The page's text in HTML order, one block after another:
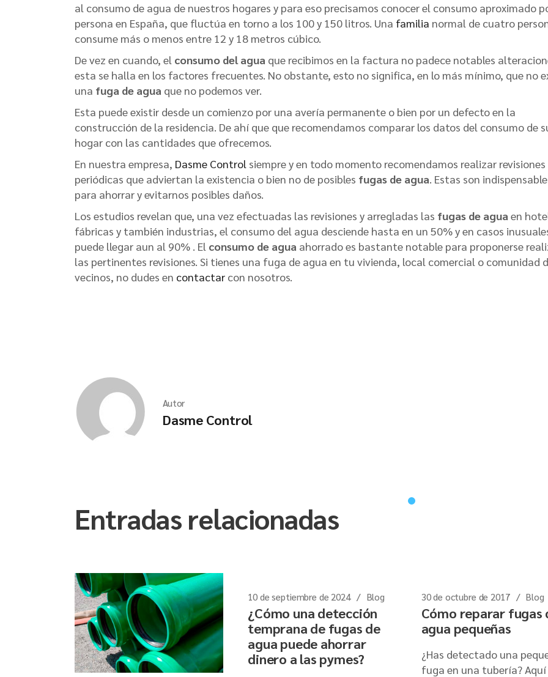
al consumo de agua de nuestros hogares y para eso precisamos conocer el consumo aproximado
persona en España, que fluctúa en torno a los 100 y 150 litros. Una familia normal de cuatro
consume más o menos entre 12 y 18 metros cúbico.
De vez en cuando, el consumo del agua que recibimos en la factura no padece notables
esta se halla en los factores frecuentes. No obstante, esto no significa, en lo más mínimo, que no
una fuga de agua que no podemos ver.
Esta puede existir desde un comienzo por una avería permanente o bien por un defecto en la
construcción de la residencia. De ahí que que recomendamos comparar los datos del consumo de
hogar con las cantidades que ofrecemos.
En nuestra empresa, Dasme Control siempre y en todo momento recomendamos realizar revisiones
periódicas que adviertan la existencia o bien no de posibles fugas de agua. Estas son
para ahorrar y evitarnos posibles daños.
Los estudios revelan que, una vez efectuadas las revisiones y arregladas las fugas de agua en
fábricas y también industrias, el consumo del agua desciende hasta en un 50% y en casos
puede llegar aun al 90% . El consumo de agua ahorrado es bastante notable para proponerse
las pertinentes revisiones. Si tienes una fuga de agua en tu vivienda, local comercial o comunidad
vecinos, no dudes en contactar con nosotros.
Autor
Dasme Control
Entradas relacionadas
10 de septiembre de 2024 Blog
¿Cómo una detección
temprana de fugas de
agua puede ahorrar
dinero a las pymes?
30 de octubre de 2017 Blog
Cómo reparar fugas
agua pequeñas
¿Has detectado una
fuga en una tubería?